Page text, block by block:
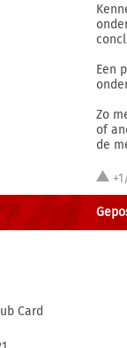
Een
Zo
of
de
Card